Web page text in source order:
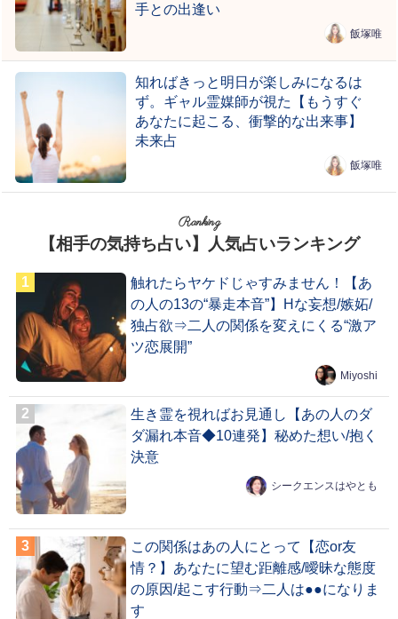
手との出逢い
飯塚唯
知ればきっと明日が楽しみになるは
ず。ギャル霊媒師が視た【もうすぐ
あなたに起こる、衝撃的な出来事】
未来占
飯塚唯
Ranking
【相手の気持ち占い】人気占いランキング
触れたらヤケドじゃすみません！【あ
の人の13の“暴走本音”】Hな妄想/嫉妬/
独占欲⇒二人の関係を変えにくる“激ア
ツ恋展開”
Miyoshi
生き霊を視ればお見通し【あの人のダ
ダ漏れ本音◆10連発】秘めた想い/抱く
決意
シークエンスはやとも
この関係はあの人にとって【恋or友
情？】あなたに望む距離感/曖昧な態度
の原因/起こす行動⇒二人は●●になりま
す